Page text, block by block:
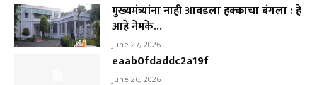
मुख्यमंत्र्यांना नाही आवडला हक्काचा बंगला : हे
आहे नेमके...
June 27, 2026
eaab0fdaddc2a19f
June 26, 2026